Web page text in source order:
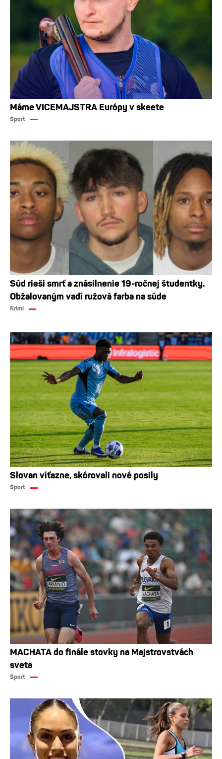
Máme VICEMAJSTRA Európy v skeete
Šport
Súd rieši smrť a znásilnenie 19-ročnej študentky.
Obžalovaným vadí ružová farba na súde
Krimi
Slovan víťazne, skórovali nové posily
Šport
MACHATA do finále stovky na Majstrovstvách
sveta
Šport